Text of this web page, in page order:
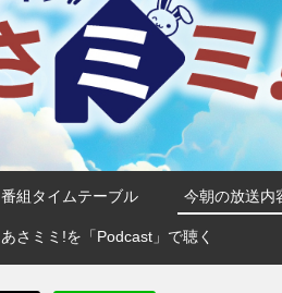
番組タイムテーブル 今朝の放送内
あさミミ!を「Podcast」で聴く